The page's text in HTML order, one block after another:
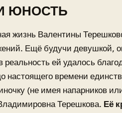
ЮНОСТЬ
жизнь Валентины
Ещё будучи девушкой,
реальность ей удалось
настоящего времени
(не имея напарников
Терешкова. Её